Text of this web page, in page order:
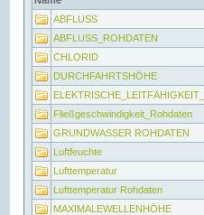
ABFLUSS
ABFLUSS_ROHDATEN
CHLORID
DURCHFAHRTSHÖHE
Fließgeschwindigkeit_Rohdaten
GRUNDWASSER ROHDATEN
Luftfeuchte
Lufttemperatur
Lufttemperatur Rohdaten
MAXIMALEWELLENHÖHE